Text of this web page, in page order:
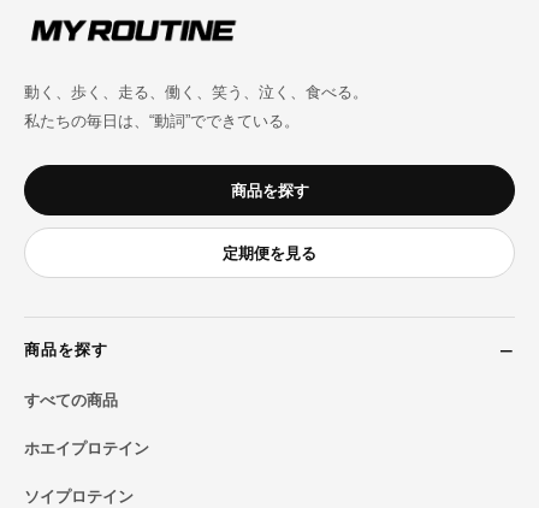
動く、歩く、走る、働く、笑う、泣く、食べる。
私たちの毎日は、“動詞”でできている。
商品を探す
定期便を見る
商品を探す
すべての商品
ホエイプロテイン
ソイプロテイン